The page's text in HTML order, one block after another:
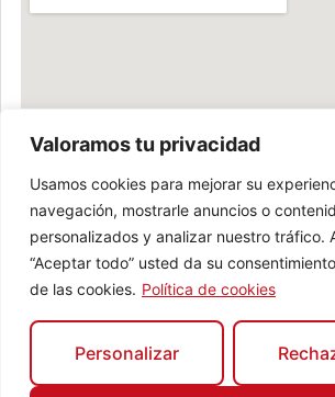
Valoramos tu privacidad
Usamos cookies para mejorar su
navegación, mostrarle anuncios o
personalizados y analizar nuestro tráfico.
“Aceptar todo” usted da su
de las cookies. Política de cookies
Personalizar